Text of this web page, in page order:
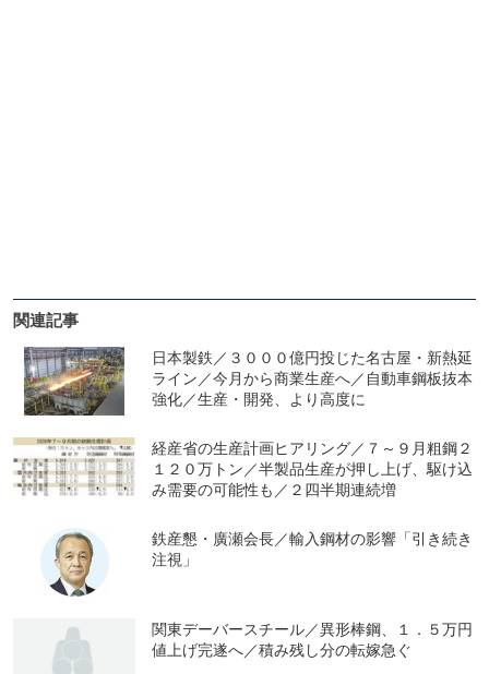
関連記事
日本製鉄／３０００億円投じた名古屋・新熱延
ライン／今月から商業生産へ／自動車鋼板抜本
強化／生産・開発、より高度に
経産省の生産計画ヒアリング／７～９月粗鋼２
１２０万トン／半製品生産が押し上げ、駆け込
み需要の可能性も／２四半期連続増
鉄産懇・廣瀬会長／輸入鋼材の影響「引き続き
注視」
関東デーバースチール／異形棒鋼、１．５万円
値上げ完遂へ／積み残し分の転嫁急ぐ